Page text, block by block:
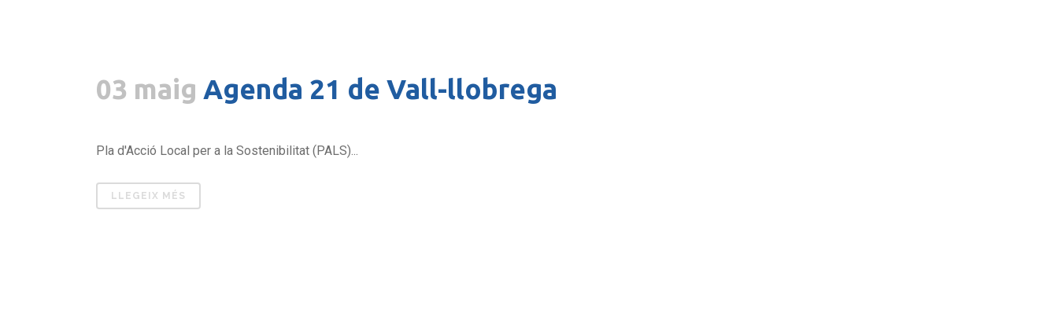
03 maig Agenda 21 de Vall-llobrega
Pla d'Acció Local per a la Sostenibilitat (PALS)...
LLEGEIX MÉS